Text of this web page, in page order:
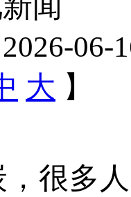
06-
大 】
多人